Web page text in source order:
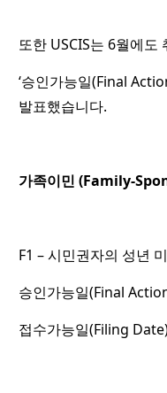
또한 USCIS는 6월에도
‘승인가능일(Final
발표했습니다.
가족이민 (Family-
F1 – 시민권자의 성년
승인가능일(Final
접수가능일(Filing